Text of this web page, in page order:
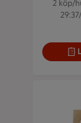
2 köp/